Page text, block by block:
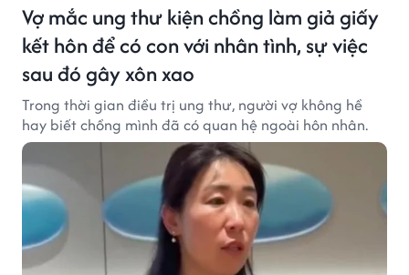
Vợ mắc ung thư kiện chồng làm giả giấy
kết hôn để có con với nhân tình, sự việc
sau đó gây xôn xao
Trong thời gian điều trị ung thư, người vợ không hề
hay biết chồng mình đã có quan hệ ngoài hôn nhân.